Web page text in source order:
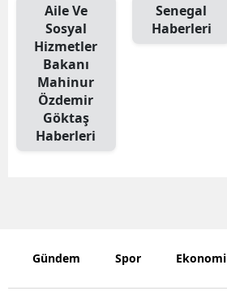
Aile Ve
Sosyal
Hizmetler
Bakanı
Mahinur
Özdemir
Göktaş
Haberleri
Senegal
Haberleri
Gündem Spor Ekonomi